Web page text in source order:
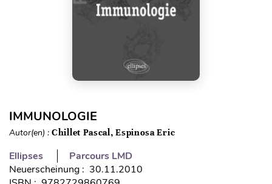
IMMUNOLOGIE
Autor(en) : Chillet Pascal, Espinosa Eric
Ellipses
Parcours LMD
Neuerscheinung : 30.11.2010